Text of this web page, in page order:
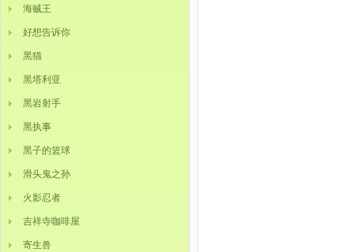
海贼王
好想告诉你
黑猫
黑塔利亚
黑岩射手
黑执事
黑子的篮球
滑头鬼之孙
火影忍者
吉祥寺咖啡屋
寄生兽